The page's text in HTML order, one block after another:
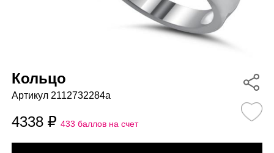
Кольцо
Артикул 2112732284a
4338 433 баллов на счет